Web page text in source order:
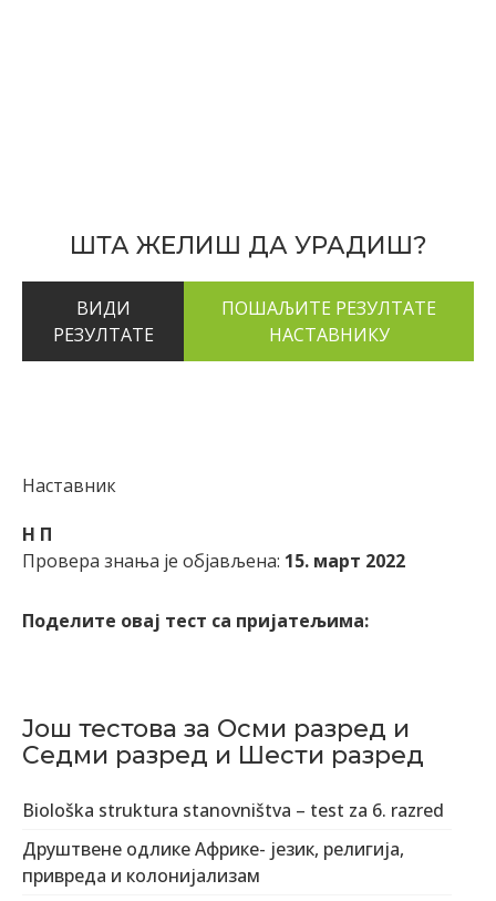
ШТА ЖЕЛИШ ДА УРАДИШ?
ВИДИ
РЕЗУЛТАТЕ
Наставник
Н П
Провера знања је објављена: 15. март 2022
Поделите овај тест са пријатељима:
Још тестова за Осми разред и
Седми разред и Шести разред
Biološka struktura stanovništva – test za 6. razred
Друштвене одлике Африке- језик, религија,
привреда и колонијализам